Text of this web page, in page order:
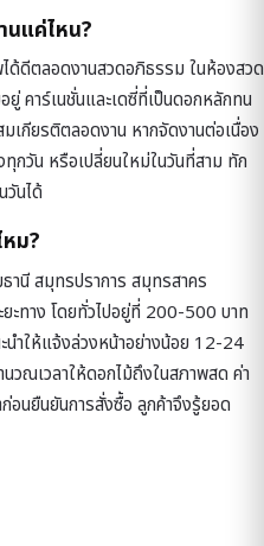
นแค่ไหน?
ด้ดีตลอดงานสวดอภิธรรม ในห้องสวด
คาร์เนชั่นและเดซี่ที่เป็นดอกหลักทน
เกียรติตลอดงาน หากจัดงานต่อเนื่อง
กวัน หรือเปลี่ยนใหม่ในวันที่สาม ทัก
วันได้
ม?
านี สมุทรปราการ สมุทรสาคร
ะทาง โดยทั่วไปอยู่ที่ 200-500 บาท
นำให้แจ้งล่วงหน้าอย่างน้อย 12-24
วณเวลาให้ดอกไม้ถึงในสภาพสด ค่า
อนยืนยันการสั่งซื้อ ลูกค้าจึงรู้ยอด